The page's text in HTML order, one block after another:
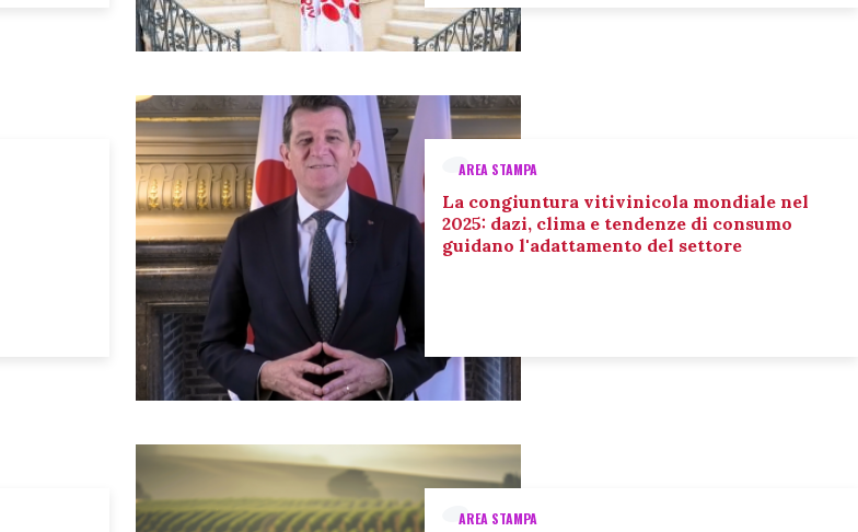
AREA STAMPA
La congiuntura vitivinicola mondiale nel
2025: dazi, clima e tendenze di consumo
guidano l'adattamento del settore
AREA STAMPA